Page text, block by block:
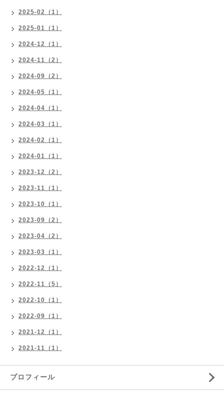
2025-02（1）
2025-01（1）
2024-12（1）
2024-11（2）
2024-09（2）
2024-05（1）
2024-04（1）
2024-03（1）
2024-02（1）
2024-01（1）
2023-12（2）
2023-11（1）
2023-10（1）
2023-09（2）
2023-04（2）
2023-03（1）
2022-12（1）
2022-11（5）
2022-10（1）
2022-09（1）
2021-12（1）
2021-11（1）
プロフィール